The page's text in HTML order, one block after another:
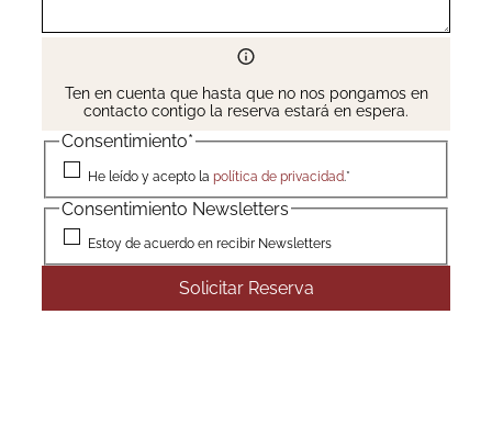
Ten en cuenta que hasta que no nos pongamos en
contacto contigo la reserva estará en espera.
Consentimiento*
He leído y acepto la política de privacidad *
Consentimiento Newsletters
Estoy de acuerdo en recibir Newsletters